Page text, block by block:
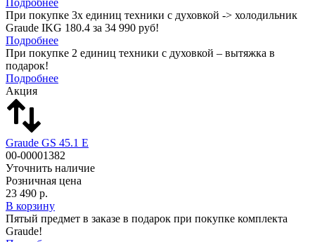
При покупке 3х единиц техники с духовкой -> холодильник
Graude IKG 180.4 за 34 990 руб!
Подробнее
При покупке 2 единиц техники с духовкой – вытяжка в
подарок!
Подробнее
Акция
Graude GS 45.1 E
00-00001382
Уточнить наличие
Розничная цена
23 490 р.
В корзину
Пятый предмет в заказе в подарок при покупке комплекта
Graude!